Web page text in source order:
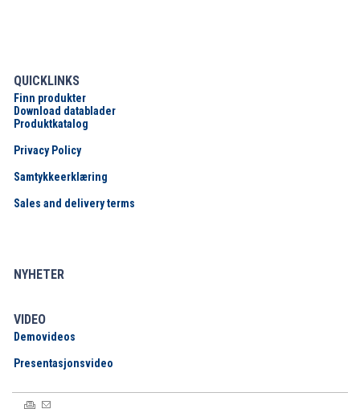
QUICKLINKS
Finn produkter
Download datablader
Produktkatalog
Privacy Policy
Samtykkeerklæring
Sales and delivery terms
NYHETER
VIDEO
Demovideos
Presentasjonsvideo